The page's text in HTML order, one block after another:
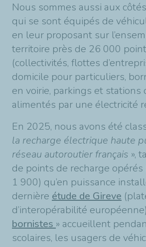
Nous sommes aussi aux
qui se sont équipés de
en leur proposant sur
territoire près de 26 000
(collectivités, flottes
domicile pour particuliers,
en voirie, parkings et stations
alimentés par une électricité
En 2025, nous avons été
la recharge électrique haute
réseau autoroutier français »,
de points de recharge
1 900) qu’en puissance
dernière étude de Gireve
d’interopérabilité
bornistes » accueillent
scolaires, les usagers de